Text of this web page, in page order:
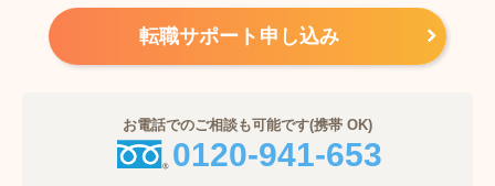
転職サポート申し込み
お電話でのご相談も可能です(携帯 OK)
0120-941-653